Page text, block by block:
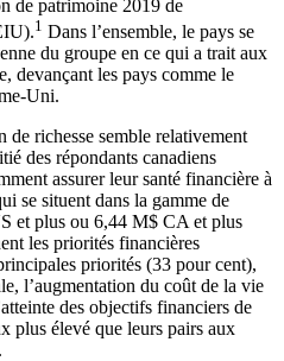
de patrimoine 2019 de
1 Dans l’ensemble, le pays se
du groupe en ce qui a trait aux
devançant les pays comme le
Uni.
de richesse semble relativement
des répondants canadiens
assurer leur santé financière à
se situent dans la gamme de
et plus ou 6,44 M$ CA et plus
les priorités financières
priorités (33 pour cent),
l’augmentation du coût de la vie
des objectifs financiers de
plus élevé que leurs pairs aux